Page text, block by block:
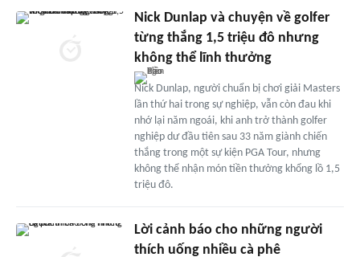
Nick Dunlap và chuyện về golfer
từng thắng 1,5 triệu đô nhưng
không thể lĩnh thưởng
Nick Dunlap, người chuẩn bị chơi giải Masters
lần thứ hai trong sự nghiệp, vẫn còn đau khi
nhớ lại năm ngoái, khi anh trở thành golfer
nghiệp dư đầu tiên sau 33 năm giành chiến
thắng trong một sự kiện PGA Tour, nhưng
không thể nhận món tiền thưởng khổng lồ 1,5
triệu đô.
Lời cảnh báo cho những người
thích uống nhiều cà phê